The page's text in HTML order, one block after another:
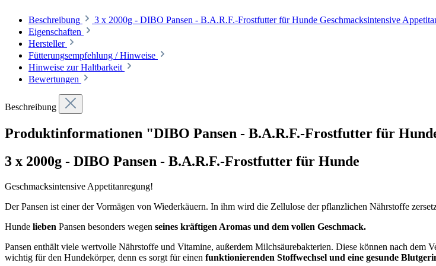
Beschreibung 3 x 2000g - DIBO Pansen - B.A.R.F.-Frostfutter für Hunde Geschmacksintensive
Eigenschaften
Hersteller
Fütterungsempfehlung / Hinweise
Hinweise zur Haltbarkeit
Bewertungen
Beschreibung
Produktinformationen "DIBO Pansen - B.A.R.F.-Frostfutter für
3 x 2000g - DIBO Pansen - B.A.R.F.-Frostfutter für Hunde
Geschmacksintensive Appetitanregung!
Der Pansen ist einer der Vormägen von Wiederkäuern. In ihm wird die Zellulose der pflanzlichen Nährstoffe
Hunde lieben Pansen besonders wegen seines kräftigen Aromas und dem vollen Geschmack.
Pansen enthält viele wertvolle Nährstoffe und Vitamine, außerdem Milchsäurebakterien. Diese können nach dem
wichtig für den Hundekörper, denn es sorgt für einen funktionierenden Stoffwechsel und eine gesunde